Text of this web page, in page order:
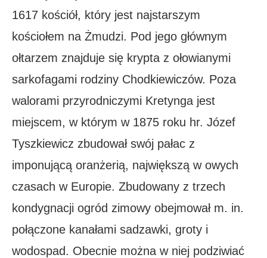
1617 kościół, który jest najstarszym
kościołem na Żmudzi. Pod jego głównym
ołtarzem znajduje się krypta z ołowianymi
sarkofagami rodziny Chodkiewiczów. Poza
walorami przyrodniczymi Kretynga jest
miejscem, w którym w 1875 roku hr. Józef
Tyszkiewicz zbudował swój pałac z
imponującą oranżerią, największą w owych
czasach w Europie. Zbudowany z trzech
kondygnacji ogród zimowy obejmował m. in.
połączone kanałami sadzawki, groty i
wodospad. Obecnie można w niej podziwiać